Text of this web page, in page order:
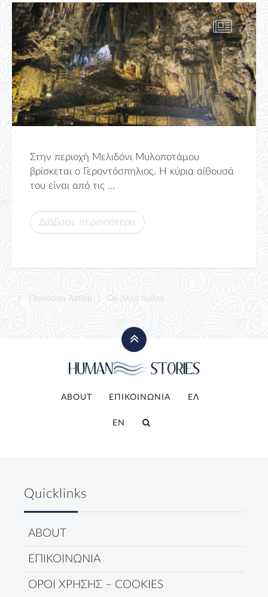
Στην περιοχή Μελιδόνι Μυλοποτάμου
βρίσκεται ο Γεροντόσπηλιος. Η κύρια αίθουσά
του είναι από τις ...
Διάβασε περισσότερα
Παλιότερα Άρθρα Όχι άλλα άρθρα
ABOUT ΕΠΙΚΟΙΝΩΝΙΑ ΕΛ
EN
Quicklinks
ABOUT
ΕΠΙΚΟΙΝΩΝΙΑ
ΟΡΟΙ ΧΡΗΣΗΣ – COOKIES